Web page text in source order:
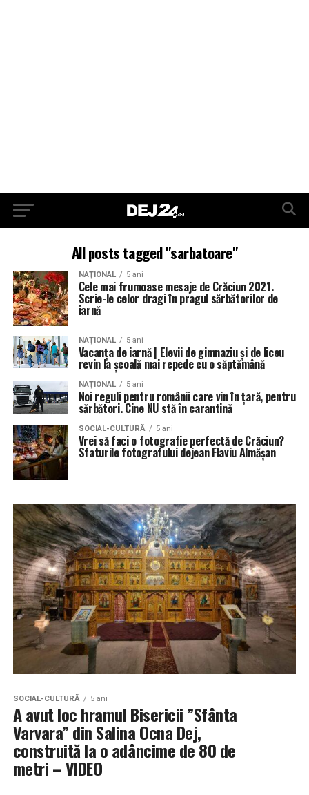
All posts tagged "sarbatoare"
NAŢIONAL 5 ani
Cele mai frumoase mesaje de Crăciun 2021.
Scrie-le celor dragi în pragul sărbătorilor de
iarnă
NAŢIONAL 5 ani
Vacanța de iarnă | Elevii de gimnaziu și de liceu
revin la școală mai repede cu o săptămână
NAŢIONAL 5 ani
Noi reguli pentru românii care vin în țară, pentru
sărbători. Cine NU stă în carantină
SOCIAL-CULTURĂ 5 ani
Vrei să faci o fotografie perfectă de Crăciun?
Sfaturile fotografului dejean Flaviu Almășan
SOCIAL-CULTURĂ 5 ani
A avut loc hramul Bisericii ”Sfânta
Varvara” din Salina Ocna Dej,
construită la o adâncime de 80 de
metri – VIDEO